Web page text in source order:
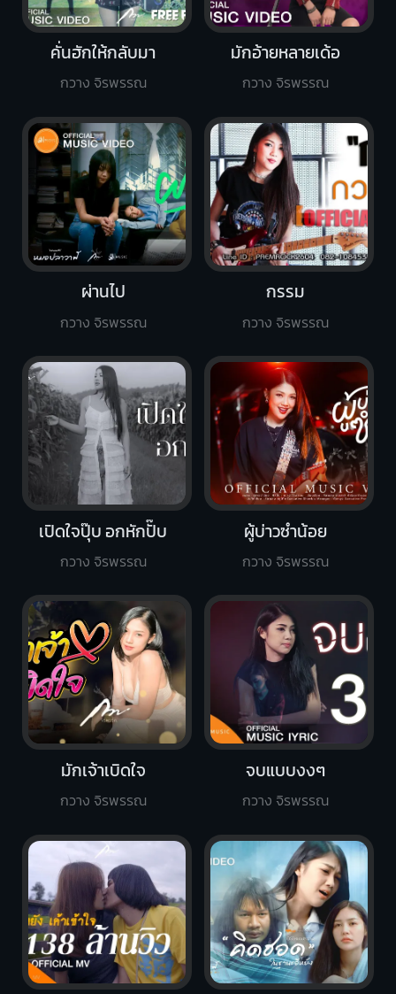
กรรม
กวาง จิรพรรณ
มักอ้ายหลายเด้อ
กวาง จิรพรรณ
คั่นฮักให้กลับมา
กวาง จิรพรรณ
เปิดใจปุ๊บ อกหักปั๊บ
กวาง จิรพรรณ
ผ่านไป
กวาง จิรพรรณ
จบแบบงงๆ
กวาง จิรพรรณ
มักเจ้าเบิดใจ
กวาง จิรพรรณ
ผู้บ่าวซำน้อย
กวาง จิรพรรณ